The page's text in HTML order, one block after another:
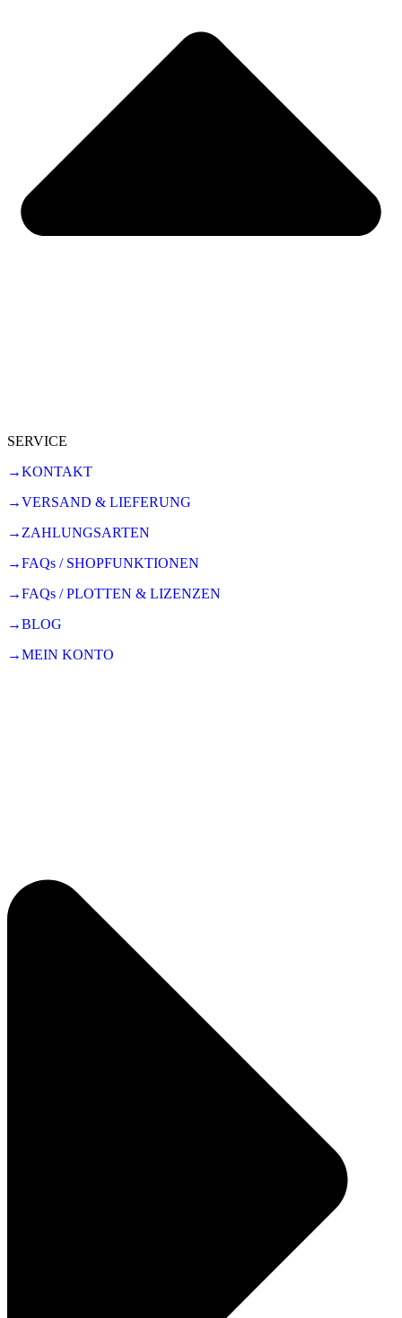
SERVICE
→KONTAKT
→VERSAND & LIEFERUNG
→ZAHLUNGSARTEN
→FAQs / SHOPFUNKTIONEN
→FAQs / PLOTTEN & LIZENZEN
→BLOG
→MEIN KONTO